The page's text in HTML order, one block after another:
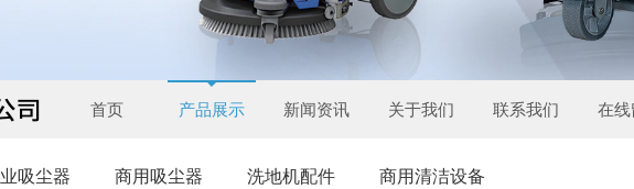
首页 产品展示 新闻资讯 关于我们 联系我们 在
吸尘器 商用吸尘器 洗地机配件 商用清洁设备